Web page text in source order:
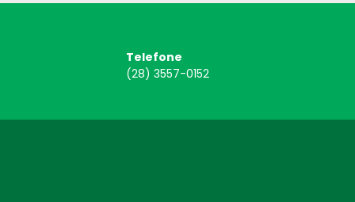
Telefone
(28) 3557-0152